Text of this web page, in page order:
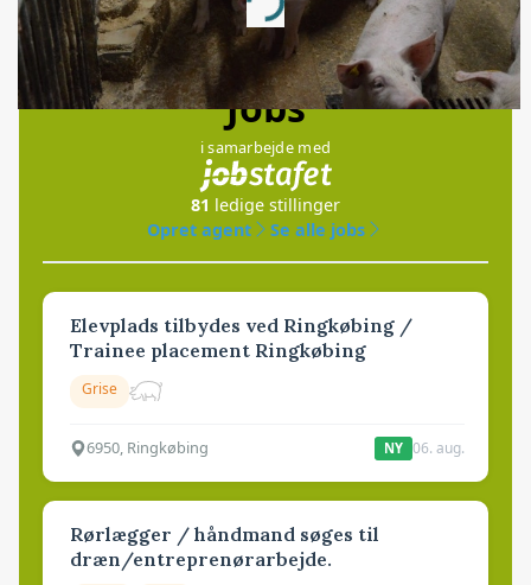
Loading...
Jobs
i samarbejde med
81 ledige stillinger
Opret agent
Se alle jobs
Elevplads tilbydes ved Ringkøbing /
Trainee placement Ringkøbing
Grise
6950, Ringkøbing NY 06. aug.
Rørlægger / håndmand søges til
dræn/entreprenørarbejde.